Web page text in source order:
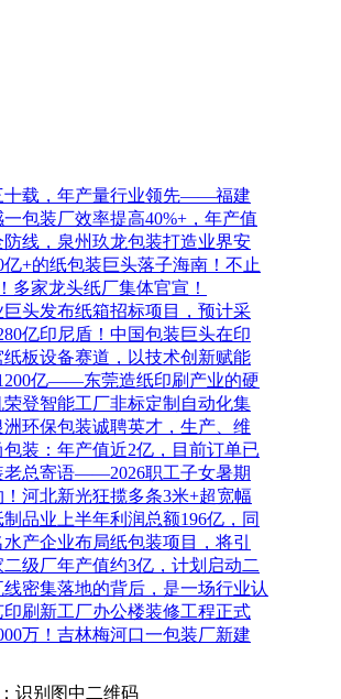
十载，年产量行业领先——福建
包装厂效率提高40%+，年产值
线，泉州玖龙包装打造业界安
+的纸包装巨头落子海南！不止
多家龙头纸厂集体官宣！
头发布纸箱招标项目，预计采
亿印尼盾！中国包装巨头在印
板设备赛道，以技术创新赋能
亿——东莞造纸印刷产业的硬
登智能工厂非标定制自动化集
环保包装诚聘英才，生产、维
装：年产值近2亿，目前订单已
老总寄语——2026职工子女暑期
河北新光狂揽多条3米+超宽幅
品业上半年利润总额196亿，同
产企业布局纸包装项目，将引
级厂年产值约3亿，计划启动二
密集落地的背后，是一场行业认
刷新工厂办公楼装修工程正式
万！吉林梅河口一包装厂新建
识别图中二维码